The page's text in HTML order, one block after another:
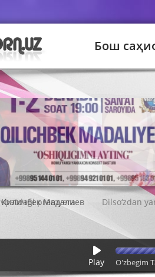
Бош
Қиличбек Мадалиев
Play O'zbegim